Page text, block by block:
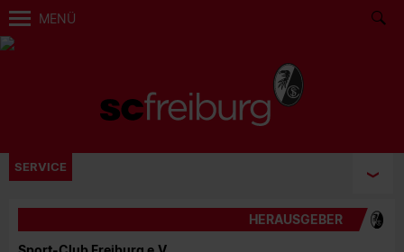
MENÜ
SERVICE
HERAUSGEBER